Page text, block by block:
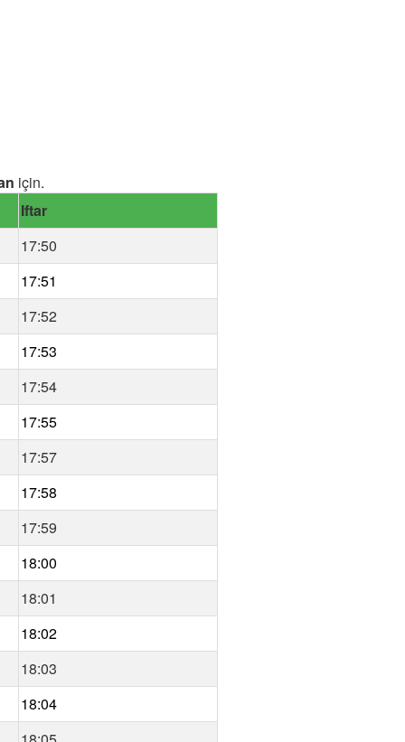
için.
Iftar
17:50
17:51
17:52
17:53
17:54
17:55
17:57
17:58
17:59
18:00
18:01
18:02
18:03
18:04